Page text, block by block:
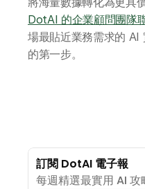
DotAI 的企業顧問團隊
場最貼近業務需求的 AI
的第一步。
訂閱 DotAI 電子報
每週精選最實用 AI 攻